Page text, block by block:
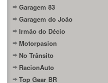
Garagem 83
Garagem do João
Irmão do Décio
Motorpasion
No Trânsito
RacionAuto
Top Gear BR